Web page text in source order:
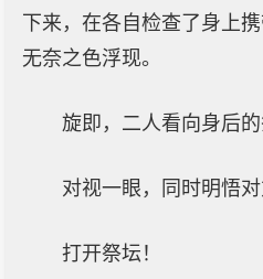
下来，在各自检查了身上
无奈之色浮现。
旋即，二人看向身后的
对视一眼，同时明悟对
打开祭坛！